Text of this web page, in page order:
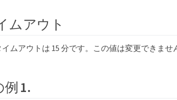
ムアウト
ムアウトは 15 分です。この値は変更できませ
1.